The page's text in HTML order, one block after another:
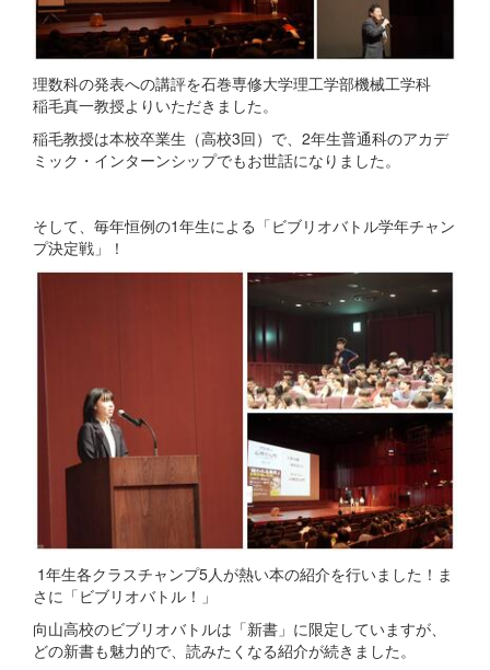
理数科の発表への講評を石巻専修大学理工学部機械工学科
稲毛真一教授よりいただきました。
稲毛教授は本校卒業生（高校3回）で、2年生普通科のアカデ
ミック・インターンシップでもお世話になりました。
そして、毎年恒例の1年生による「ビブリオバトル学年チャン
プ決定戦」！
1年生各クラスチャンプ5人が熱い本の紹介を行いました！ま
さに「ビブリオバトル！」
向山高校のビブリオバトルは「新書」に限定していますが、
どの新書も魅力的で、読みたくなる紹介が続きました。